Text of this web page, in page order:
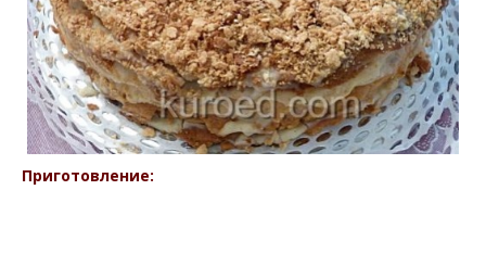
Приготовление: